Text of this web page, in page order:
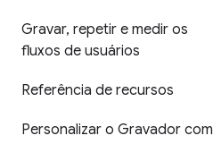
Gravar, repetir e medir os
fluxos de usuários
Referência de recursos
Personalizar o Gravador com